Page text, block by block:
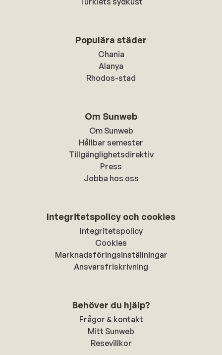
Populära städer
Chania
Alanya
Rhodos-stad
Om Sunweb
Om Sunweb
Hållbar semester
Tillgänglighetsdirektiv
Press
Jobba hos oss
Integritetspolicy och cookies
Integritetspolicy
Cookies
Marknadsföringsinställningar
Ansvarsfriskrivning
Behöver du hjälp?
Frågor & kontakt
Mitt Sunweb
Resevillkor